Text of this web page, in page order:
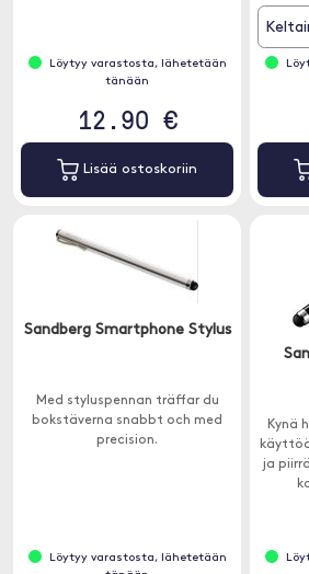
Löytyy varastosta, lähetetään
tänään
12.90 €
Lisää ostoskoriin
Sandberg Smartphone Stylus
Med styluspennan träffar du
bokstäverna snabbt och med
precision.
Löytyy varastosta, lähetetään
Kynä
ja